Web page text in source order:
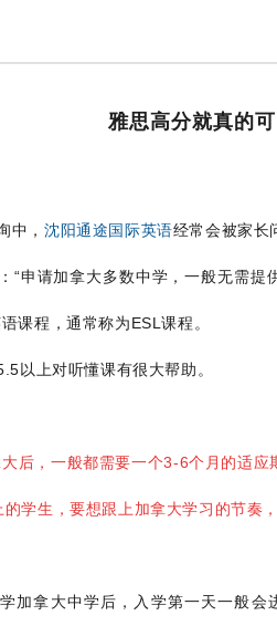
雅思高分就真的
中， 沈阳通途国际英语经常会被家长
“申请加拿大多数中学，一般无需
课程，通常称为ESL课程。
以上对听懂课有很大帮助。
后，一般都需要一个3-6个月的适
学生，要想跟上加拿大学习的节奏
加拿大中学后，入学第一天一般